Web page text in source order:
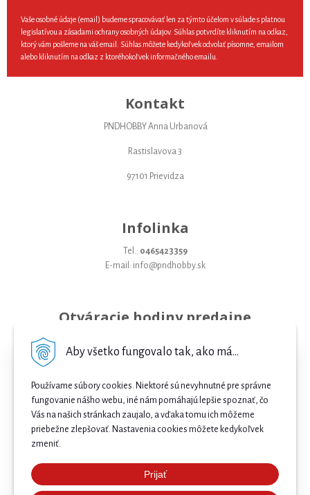
Aby všetko fungovalo tak, ako má...
Používame súbory cookies. Niektoré sú nevyhnutné pre správne
fungovanie nášho webu, iné nám pomáhajú lepšie spoznať, čo
Vás na našich stránkach zaujalo, a vďaka tomu ich môžeme
priebežne zlepšovať. Nastavenia cookies môžete kedykoľvek
zmeniť.
Prijať
Vaše osobné údaje (email) budeme spracovávať len za týmto účelom v súlade s platnou
legislatívou a zásadami ochrany osobných údajov. Súhlas potvrdíte kliknutím na odkaz,
ktorý vám pošleme na váš email. Súhlas môžete kedykoľvek odvolať písomne, emailom
alebo kliknutím na odkaz z ktoréhokoľvek informačného emailu.
Kontakt
PNDHOBBY Anna Urbanová
Rastislavova 3
97101 Prievidza
Infolinka
Tel.: 0465423359
E-mail: info@pndhobby.sk
Otváracie hodiny predajne
Streda 09-17
Štvrtok 09-17
Sobota 09-12
Nedeľa Zatvorené
Najnižšia cena .